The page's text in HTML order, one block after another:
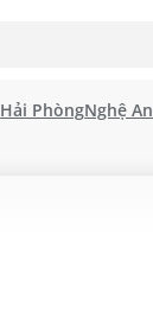
Hải PhòngNghệ An